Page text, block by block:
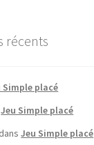
récents
Simple placé
Jeu Simple placé
dansJeu Simple placé